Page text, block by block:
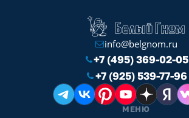
info@belgnom.ru
+7 (495) 369-02-05
+7 (925) 539-77-96
МЕНЮ